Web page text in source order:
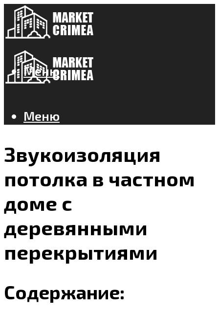
Меню
Меню
Звукоизоляция
потолка в частном
доме с
деревянными
перекрытиями
Содержание: